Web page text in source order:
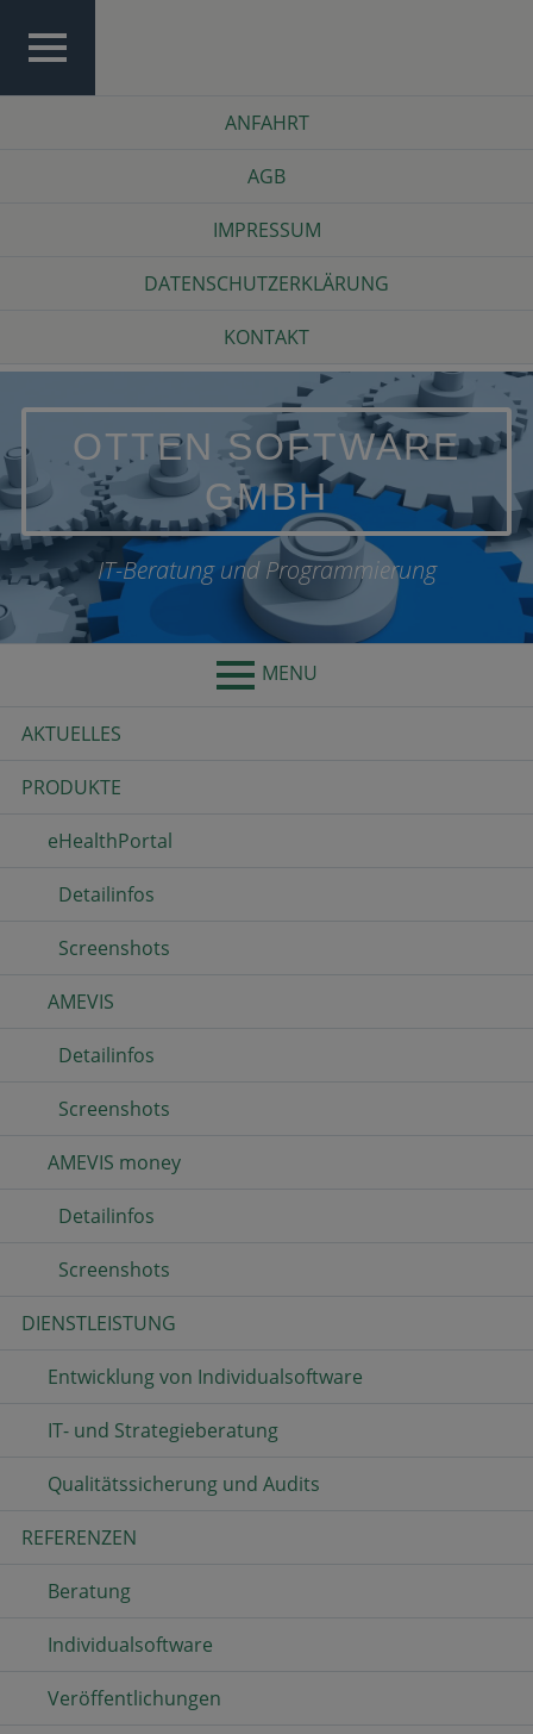
content
ANFAHRT
AGB
IMPRESSUM
DATENSCHUTZERKLÄRUNG
KONTAKT
OTTEN SOFTWARE
GMBH
IT-Beratung und Programmierung
MENU
Primary
Menu
AKTUELLES
PRODUKTE
eHealthPortal
Detailinfos
Screenshots
AMEVIS
Detailinfos
Screenshots
AMEVIS money
Detailinfos
Screenshots
DIENSTLEISTUNG
Entwicklung von Individualsoftware
IT- und Strategieberatung
Qualitätssicherung und Audits
REFERENZEN
Beratung
Individualsoftware
Veröffentlichungen